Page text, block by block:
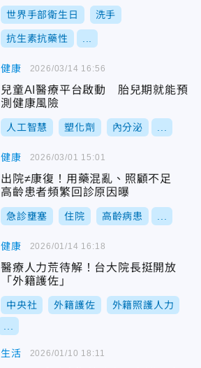
世界手部衛生日 洗手
抗生素抗藥性
健康
兒童AI醫療平台啟動 胎兒期就能預
測健康風險
人工智慧 塑化劑 內分泌
2026/03/14 16:56
健康
出院≠康復！用藥混亂、照顧不足
高齡患者頻繁回診原因曝
急診壅塞 住院 高齡病患
2026/03/01 15:01
健康
醫療人力荒待解！台大院長挺開放
「外籍護佐」
中央社 外籍護佐 外籍照護人力
2026/01/14 16:18
生活 2026/01/10 18:11